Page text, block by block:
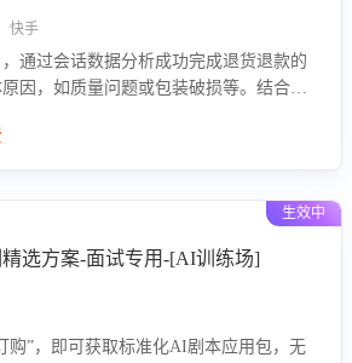
手
通过会话数据分析成功完成退货退款的
因，如质量问题或包装破损等。结合AI
率。
生效中
选方案-面试专用-[AI训练场]
购”，即可获取标准化AI剧本应用包，无